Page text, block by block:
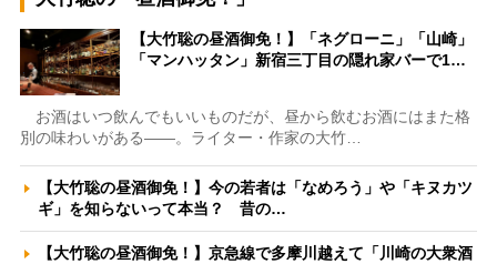
【大竹聡の昼酒御免！】「ネグローニ」「山崎」
「マンハッタン」新宿三丁目の隠れ家バーで1…
お酒はいつ飲んでもいいものだが、昼から飲むお酒にはまた格
別の味わいがある――。ライター・作家の大竹…
【大竹聡の昼酒御免！】今の若者は「なめろう」や「キヌカツ
ギ」を知らないって本当？ 昔の…
【大竹聡の昼酒御免！】京急線で多摩川越えて「川崎の大衆酒